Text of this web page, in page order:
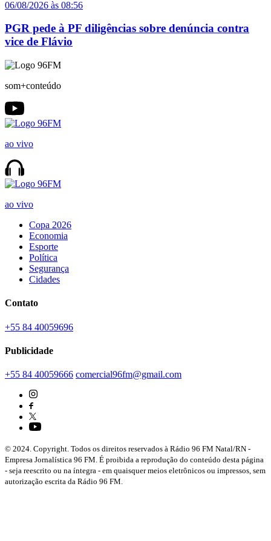
06/08/2026 às 08:56
PGR pede à PF diligências sobre denúncia contra
vice de Flávio
som+conteúdo
ao vivo
ao vivo
Copa 2026
Economia
Esporte
Política
Segurança
Cidades
Contato
+55 84 40059696
Publicidade
+55 84 40059666 comercial96fm@gmail.com
© 2024. Copyright. Todos os direitos reservados à Rádio 96 FM Natal/RN -
Empresa Jornalística 96 FM. É proibida a reprodução do conteúdo desta página
- seja reescrito ou na íntegra - em quaisquer meios eletrônicos ou impressos, sem
autorização escrita da Rádio 96 FM.